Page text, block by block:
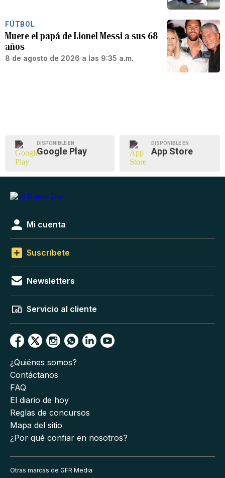
FÚTBOL
Muere el papá de Lionel Messi a sus 68
años
8 de agosto de 2026 a las 9:35 a.m.
DISPONIBLE EN
Google Play
DISPONIBLE EN
App Store
Mi cuenta
Suscríbete
Newsletters
Servicio al cliente
¿Quiénes somos?
Contáctanos
FAQ
El diario de hoy
Reglas de concursos
Mapa del sitio
¿Por qué confiar en nosotros?
Otras marcas de GFR Media